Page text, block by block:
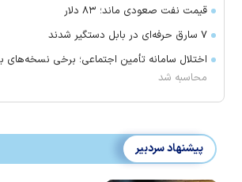
قیمت نفت صعودی ماند؛ ۸۳ دلار
۷ سارق حرفه‌ای در بابل دستگیر شدند
اختلال سامانه تأمین اجتماعی؛ برخی نسخه‌های
محاسبه شد
پیشنهاد سردبیر